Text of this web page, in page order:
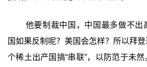
他要制裁中国，中国最多做不出
国如果反制呢？美国会怎样？所以拜
个稀土出产国搞“串联”，以防范于未